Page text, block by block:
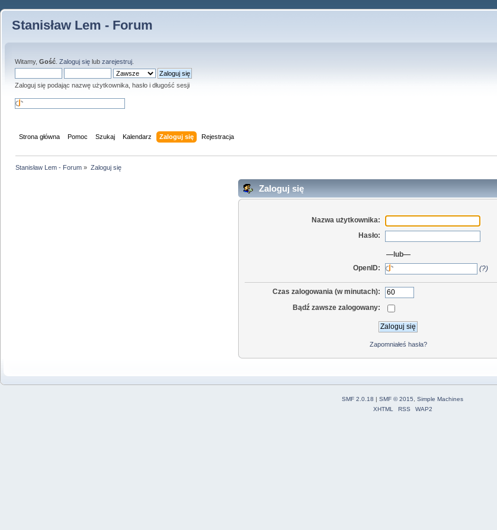
Stanisław Lem - Forum
Witamy, Gość Zaloguj się lub zarejestruj
Zaloguj się podając nazwę użytkownika, hasło i długość sesji
Strona główna Pomoc Szukaj Kalendarz Zaloguj się Rejestracja
Stanisław Lem - Forum » Zaloguj się
Zaloguj się
Nazwa użytkownika:
Hasło:
—lub—
OpenID:
(?)
Czas zalogowania (w minutach):
Bądź zawsze zalogowany:
Zapomniałeś hasła?
SMF 2.0.18 | SMF © 2015
Simple Machines
XHTML
RSS WAP2